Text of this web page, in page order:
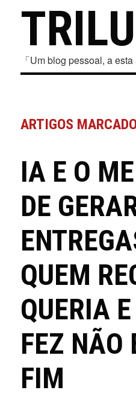
「Um blog pessoal, a
ARTIGOS
IA E O
DE
QUEM
QUERIA
FEZ NÃO
FIM